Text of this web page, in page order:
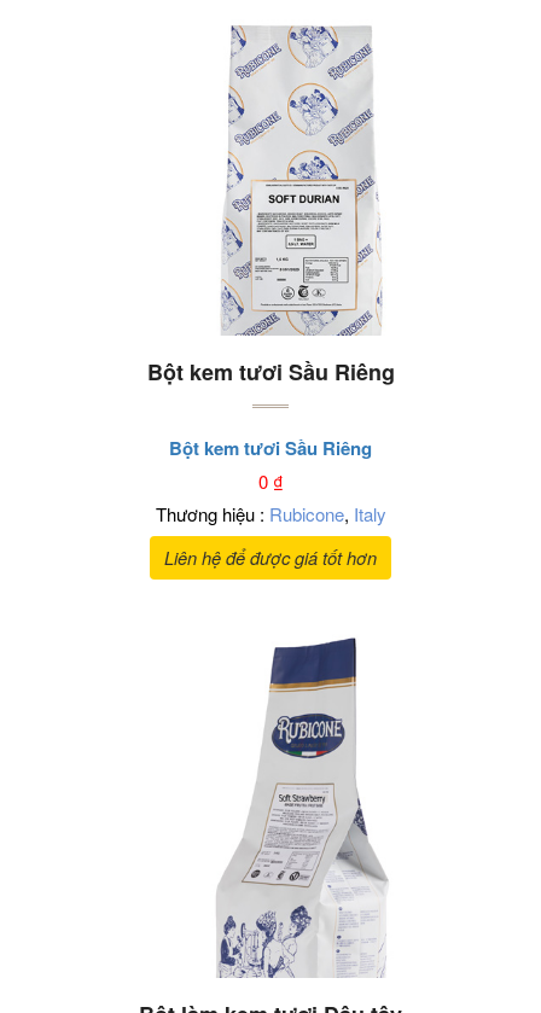
Bột kem tươi Sầu Riêng
Bột kem tươi Sầu Riêng
0₫
Thương hiệu : Rubicone, Italy
Liên hệ để được giá tốt hơn